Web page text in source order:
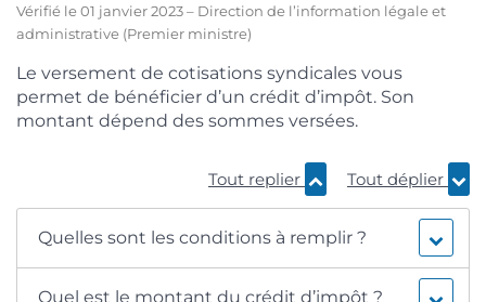
Vérifié le 01 janvier 2023 – Direction de l’information légale et
administrative (Premier ministre)
Le versement de cotisations syndicales vous
permet de bénéficier d’un crédit d’impôt. Son
montant dépend des sommes versées.
Tout replier Tout déplier
Quelles sont les conditions à remplir ?
Quel est le montant du crédit d’impôt ?